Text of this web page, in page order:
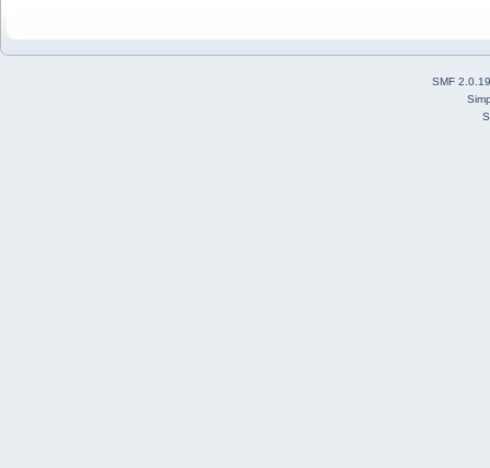
SMF 2.0.19